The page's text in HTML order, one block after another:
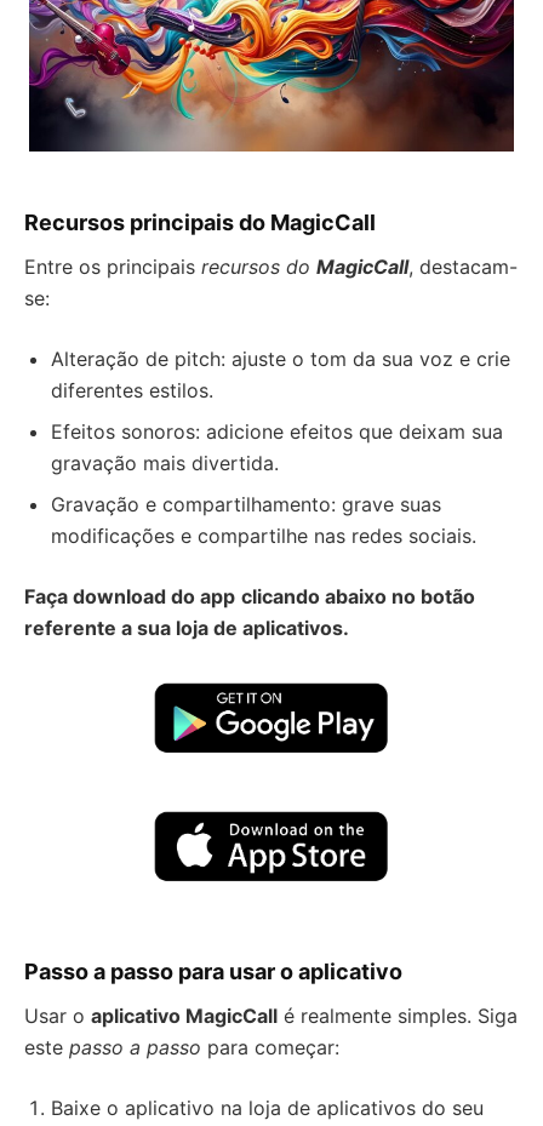
Recursos principais do MagicCall
Entre os principais recursos do MagicCall, destacam-
se:
Alteração de pitch: ajuste o tom da sua voz e crie
diferentes estilos.
Efeitos sonoros: adicione efeitos que deixam sua
gravação mais divertida.
Gravação e compartilhamento: grave suas
modificações e compartilhe nas redes sociais.
Faça download do app clicando abaixo no botão
referente a sua loja de aplicativos.
Passo a passo para usar o aplicativo
Usar o aplicativo MagicCall é realmente simples. Siga
este passo a passo para começar:
Baixe o aplicativo na loja de aplicativos do seu